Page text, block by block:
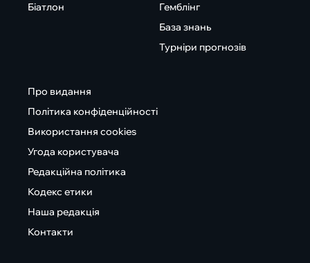
Біатлон
Гемблінг
База знань
Турніри прогнозів
Про видання
Політика конфіденційності
Використання cookies
Угода користувача
Редакційна політика
Кодекс етики
Наша редакція
Контакти